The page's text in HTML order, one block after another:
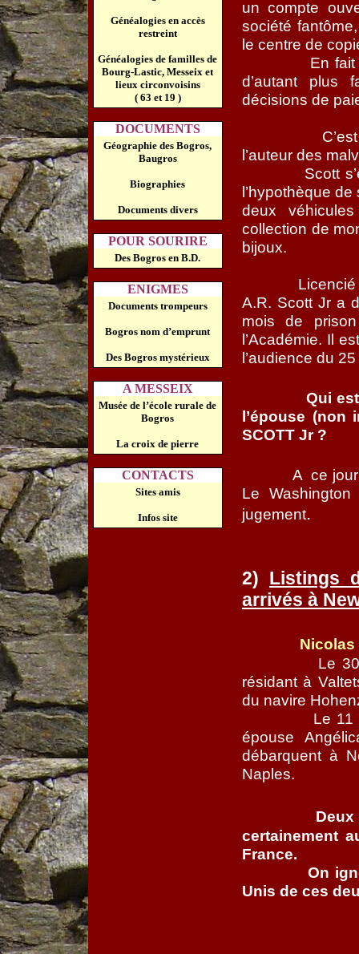
Généalogies en accès
restreint
Généalogies de familles de
Bourg-Lastic, Messeix et
lieux circonvoisins
( 63 et 19 )
DOCUMENTS
Géographie des Bogros,
Baugros
Biographies
Documents divers
POUR SOURIRE
Des Bogros en B.D.
ENIGMES
Documents trompeurs
Bogros nom d’emprunt
Des Bogros mystérieux
A MESSEIX
Musée de l’école rurale de
Bogros
La croix de pierre
CONTACTS
Sites amis
Infos site
un compte
société
le centre de
En fait
d’autant plus
décisions de
l’auteur des
Scott
l’hypothèque
deux
collection de
bijoux.
A.R. Scott Jr a
mois de
l’Académie. Il
l’audience du
Qui
l’épouse (non
SCOTT Jr ?
A ce
Le
jugement.
2) Listings
arrivés à
Nicolas
Le
résidant à
du navire
Le 11
épouse
débarquent à
Naples.
Deux
certainement
France.
On
Unis de ces